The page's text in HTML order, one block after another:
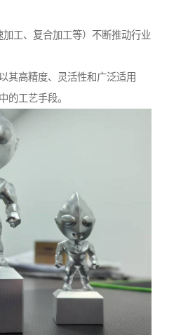
工、复合加工等）不断推动行业
其高精度、灵活性和广泛适用
的工艺手段。